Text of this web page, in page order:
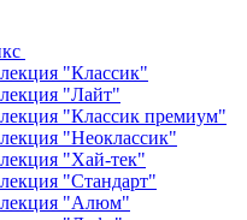
"Классик"
"Лайт"
"Классик премиум"
"Неоклассик"
"Хай-тек"
"Стандарт"
"Алюм"